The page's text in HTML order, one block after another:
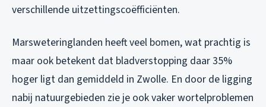
verschillende uitzettingscoëfficiënten.
Marsweteringlanden heeft veel bomen, wat prachtig is
maar ook betekent dat bladverstopping daar 35%
hoger ligt dan gemiddeld in Zwolle. En door de ligging
nabij natuurgebieden zie je ook vaker wortelproblemen